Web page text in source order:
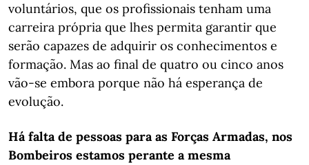
voluntários, que os profissionais tenham uma
carreira própria que lhes permita garantir que
serão capazes de adquirir os conhecimentos e
formação. Mas ao final de quatro ou cinco anos
vão-se embora porque não há esperança de
evolução.
Há falta de pessoas para as Forças Armadas, nos
Bombeiros estamos perante a mesma